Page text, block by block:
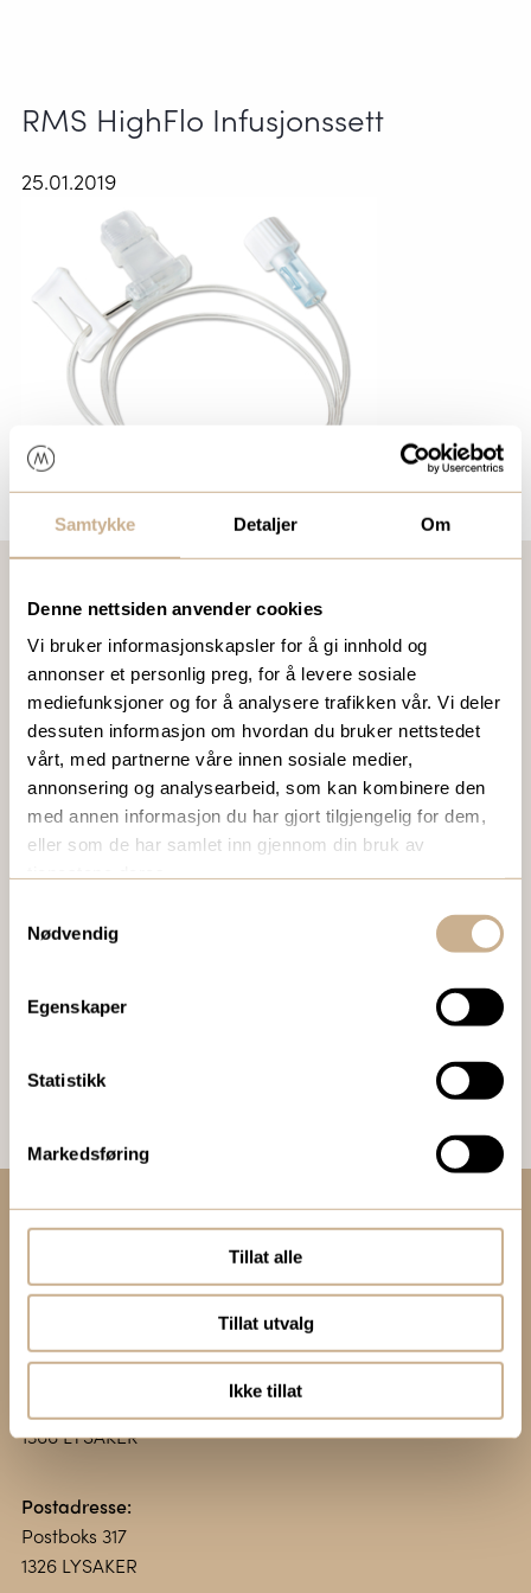
Samtykke Detaljer Om
Denne nettsiden anvender cookies
Vi bruker informasjonskapsler for å gi innhold og
annonser et personlig preg, for å levere sosiale
mediefunksjoner og for å analysere trafikken vår. Vi deler
dessuten informasjon om hvordan du bruker nettstedet
vårt, med partnerne våre innen sosiale medier,
annonsering og analysearbeid, som kan kombinere den
med annen informasjon du har gjort tilgjengelig for dem,
eller som de har samlet inn gjennom din bruk av
Nødvendig
Egenskaper
Statistikk
Markedsføring
Tillat alle
Tillat utvalg
Ikke tillat
RMS HighFlo Infusjonssett
25.01.2019
VIL DU VITE MER OM VÅRE PRODUKTER?
Ta kontakt med en av våre medarbeidere, eller send en e-
post tilortomedic@ortomedic.no
Ta kontakt
BESTILL VÅRT GRATIS KUNDEMAGASIN
To ganger i året sender vi ut vårt gratis kundemagasin
med siste nytt innenfor ortopedi, traume, kirurgi, hospital
+47 67 51 86 00
ortomedic@ortomedic.no
1366 LYSAKER
Postadresse:
Postboks 317
1326 LYSAKER